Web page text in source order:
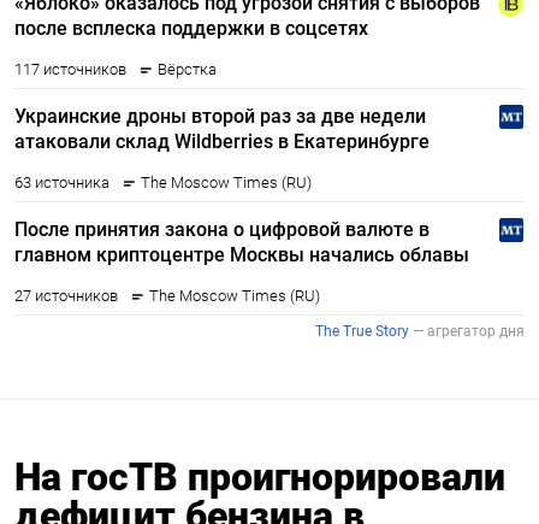
На госТВ проигнорировали